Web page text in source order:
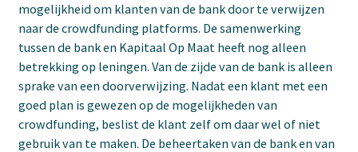
mogelijkheid om klanten van de bank door te verwijzen
naar de crowdfunding platforms. De samenwerking
tussen de bank en Kapitaal Op Maat heeft nog alleen
betrekking op leningen. Van de zijde van de bank is alleen
sprake van een doorverwijzing. Nadat een klant met een
goed plan is gewezen op de mogelijkheden van
crowdfunding, beslist de klant zelf om daar wel of niet
gebruik van te maken. De beheertaken van de bank en van